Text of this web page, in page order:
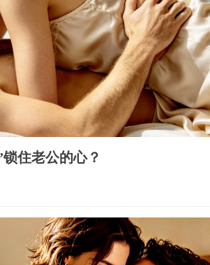
住老公的心？